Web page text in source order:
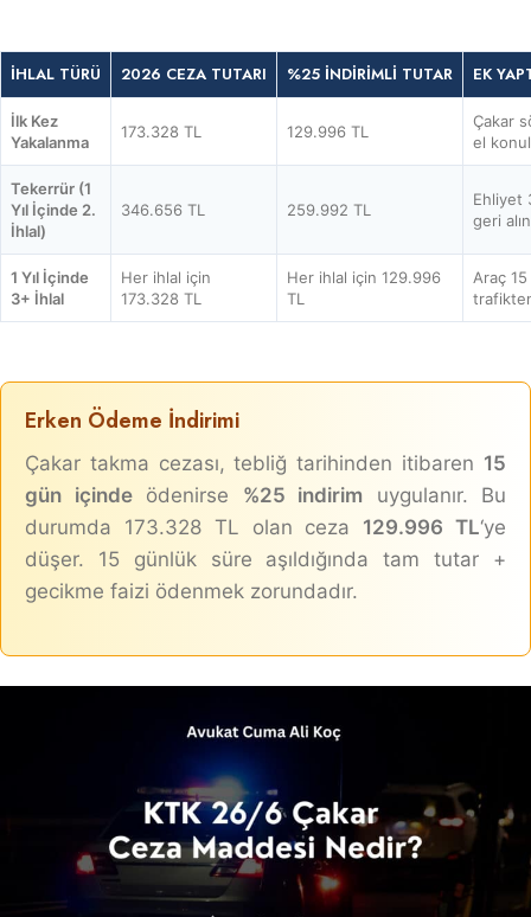
İHLAL TÜRÜ 2026 CEZA TUTARI %25 İNDIRIMLI TUTAR EK
İlk Kez
Yakalanma
173.328 TL 129.996 TL
Çakar
el
Tekerrür (1
Yıl İçinde 2.
İhlal)
346.656 TL 259.992 TL
Ehliyet
geri
1 Yıl İçinde
3+ İhlal
Her ihlal için
173.328 TL
Her ihlal için 129.996
TL
Araç
Erken Ödeme İndirimi
Çakar takma cezası, tebliğ tarihinden itibaren 15
gün içindeödenirse %25 indirim uygulanır. Bu
durumda 173.328 TL olan ceza 129.996 TL‘ye
düşer. 15 günlük süre aşıldığında tam tutar +
gecikme faizi ödenmek zorundadır.